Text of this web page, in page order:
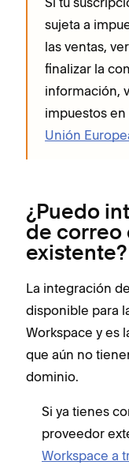
sujeta a
las ventas,
finalizar la
información,
impuestos en
Unión
¿Puedo
de correo
existente?
La integración
disponible para
Workspace y es
que aún no
dominio.
Si ya tienes
proveedor
Workspace a